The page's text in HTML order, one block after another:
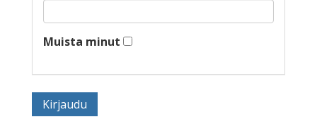
Muista minut